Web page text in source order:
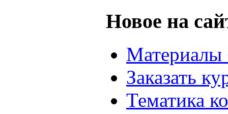
Новое на
Материалы
Заказать
Тематика